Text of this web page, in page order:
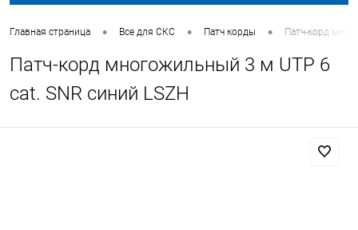
Главная страница • Все для СКС • Патч корды • Патч-корд
Патч-корд многожильный 3 м UTP 6
cat. SNR синий LSZH